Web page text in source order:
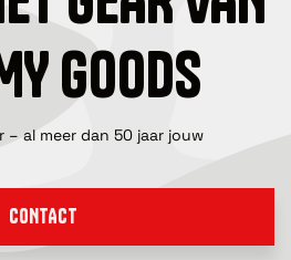
GOODS
al meer dan 50 jaar jouw
CONTACT